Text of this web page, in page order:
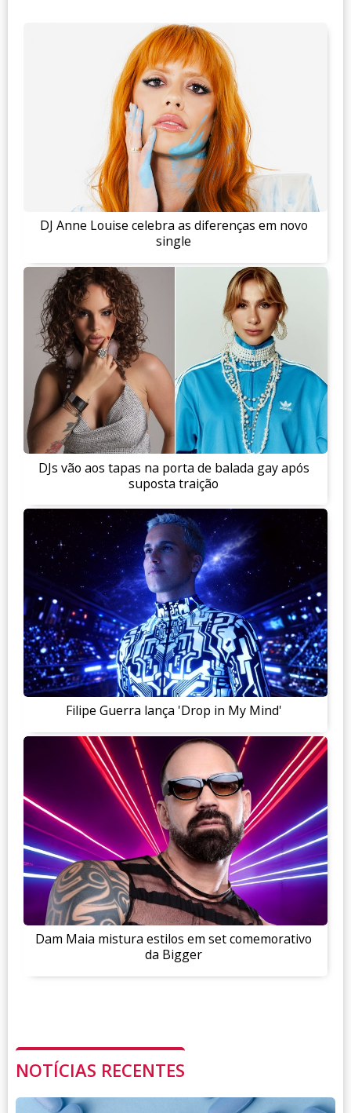
DJ Anne Louise celebra as diferenças em novo
single
DJs vão aos tapas na porta de balada gay após
suposta traição
Filipe Guerra lança 'Drop in My Mind'
Dam Maia mistura estilos em set comemorativo
da Bigger
NOTÍCIAS RECENTES